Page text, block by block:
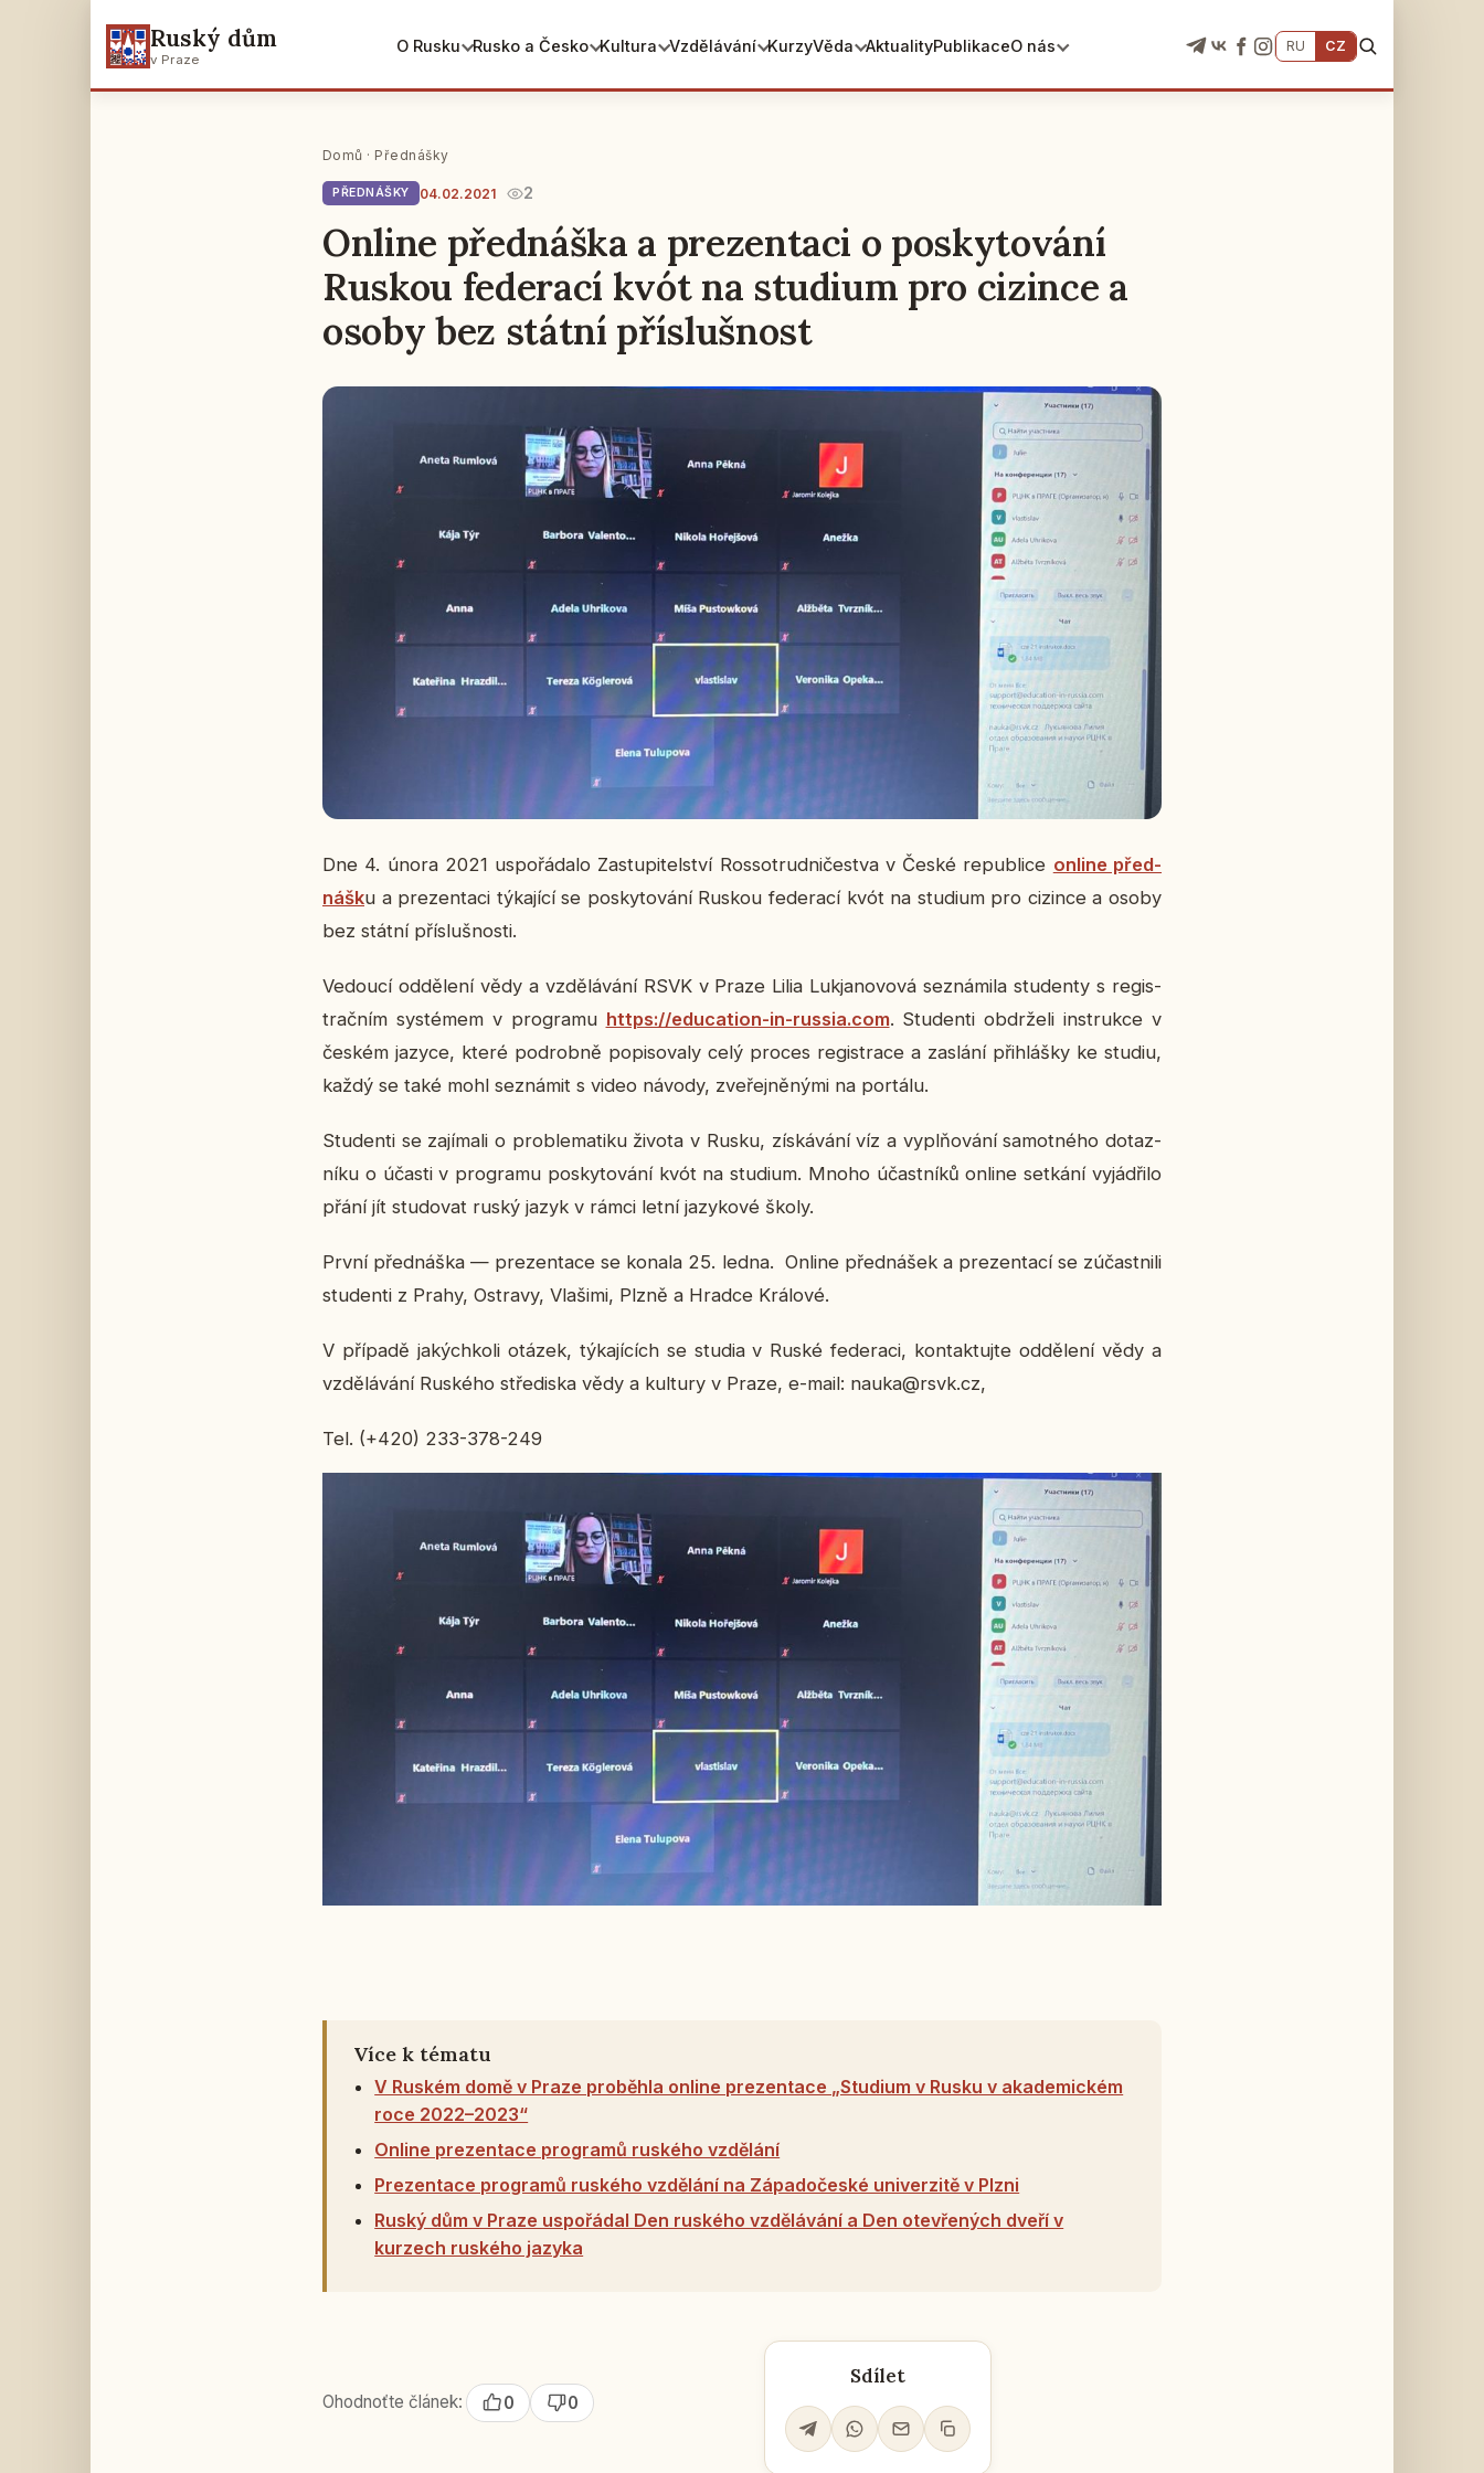
Ruský dům
v Praze
O Rusku Rusko a Česko Kultura Vzdělávání KurzyVěda AktualityPublikaceO nás RU CZ
Domů · Přednášky
PŘEDNÁŠKY 04.02.2021 2
Online přednáška a prezentaci o poskytování
Ruskou federací kvót na studium pro cizince a
osoby bez státní příslušnost
Dne 4. února 2021 uspo­řá­da­lo Za­stu­pi­tel­ství Ros­so­trud­ni­čestva v České re­pub­li­ce online před­
nášku a pre­zen­ta­ci tý­ka­jí­cí se po­sky­to­vá­ní Ruskou fe­de­ra­cí kvót na stu­di­um pro ci­zin­ce a osoby
bez státní pří­sluš­nos­ti.
Ve­dou­cí od­dě­le­ní vědy a vzdě­lá­vá­ní RSVK v Praze Lilia Lukja­no­vo­vá se­zná­mi­la stu­den­ty s re­gis­
trač­ním sys­té­mem v pro­gra­mu https://edu­cati­on-in-russia.com. Stu­den­ti ob­dr­že­li in­struk­ce v
českém jazyce, které po­drob­ně po­pi­so­va­ly celý proces re­gis­tra­ce a za­slá­ní při­hláš­ky ke studiu,
každý se také mohl se­zná­mit s video návody, zve­řej­ně­ný­mi na por­tá­lu.
Stu­den­ti se za­jí­ma­li o pro­ble­ma­ti­ku života v Rusku, zís­ká­vá­ní víz a vy­pl­ňo­vá­ní sa­mot­né­ho do­taz­
ní­ku o účasti v pro­gra­mu po­sky­to­vá­ní kvót na stu­di­um. Mnoho účast­ní­ků online se­tká­ní vy­já­d­ři­lo
přání jít stu­do­vat ruský jazyk v rámci letní ja­zy­ko­vé školy.
První před­náš­ka — pre­zen­ta­ce se konala 25. ledna. Online před­ná­šek a pre­zen­ta­cí se zú­čast­ni­li
stu­den­ti z Prahy, Os­t­ra­vy, Vla­ši­mi, Plzně a Hradce Krá­lo­vé.
V pří­pa­dě ja­kých­ko­li otázek, tý­ka­jí­cích se studia v Ruské fe­de­ra­ci, kon­tak­tuj­te od­dě­le­ní vědy a
vzdě­lá­vá­ní Rus­ké­ho stře­dis­ka vědy a kul­tu­ry v Praze, e-mail: nauka@rsvk.cz,
Tel. (+420) 233-378-249
Více k tématu
V Ruském domě v Praze proběhla online prezentace „Studium v ​​Rusku v akademickém
roce 2022–2023“
Online prezentace programů ruského vzdělání
Prezentace programů ruského vzdělání na Západočeské univerzitě v Plzni
Ruský dům v Praze uspořádal Den ruského vzdělávání a Den otevřených dveří v
kurzech ruského jazyka
Ohodnoťte článek: 0 0
Sdílet